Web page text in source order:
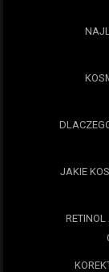
JAKIE